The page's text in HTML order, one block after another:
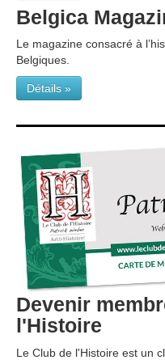
Belgica
Le magazine consacré à
Belgiques.
Détails »
Devenir
l'Histoire
Le Club de l'Histoire est un